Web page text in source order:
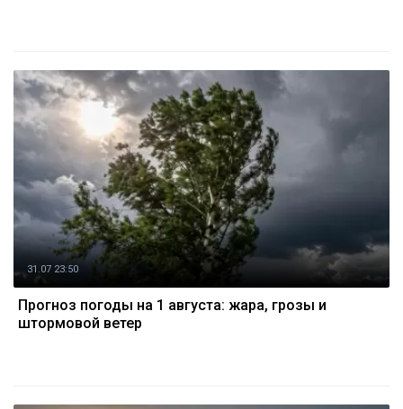
31.07 23:50
Прогноз погоды на 1 августа: жара, грозы и
штормовой ветер